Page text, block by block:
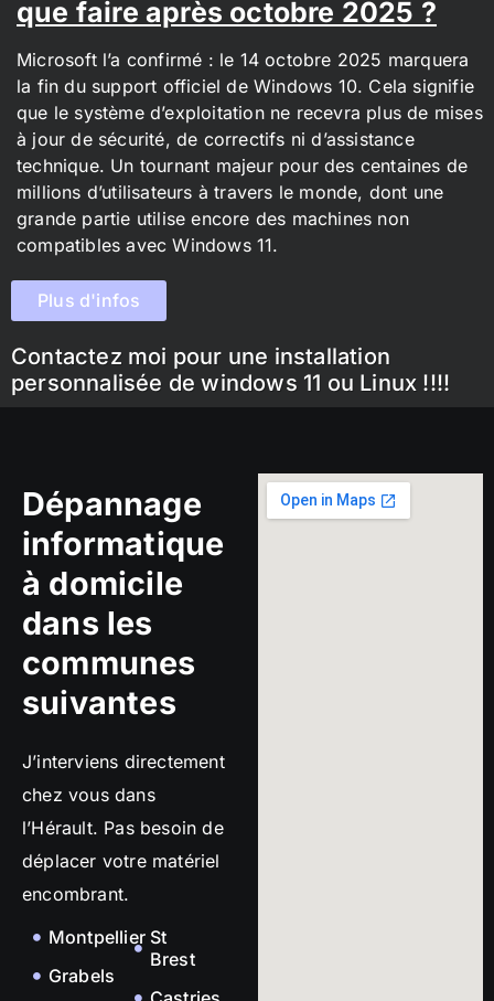
que faire après octobre 2025 ?
Microsoft l’a confirmé : le 14 octobre 2025 marquera
la fin du support officiel de Windows 10. Cela signifie
que le système d’exploitation ne recevra plus de mises
à jour de sécurité, de correctifs ni d’assistance
technique. Un tournant majeur pour des centaines de
millions d’utilisateurs à travers le monde, dont une
grande partie utilise encore des machines non
compatibles avec Windows 11.
Plus d'infos
Contactez moi pour une installation
personnalisée de windows 11 ou Linux !!!!
Dépannage
informatique
à domicile
dans les
communes
suivantes
J’interviens directement
chez vous dans
l’Hérault. Pas besoin de
déplacer votre matériel
encombrant.
Montpellier
Grabels
St
Brest